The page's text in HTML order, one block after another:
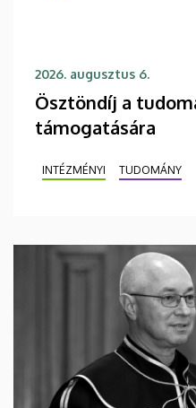
2026. augusztus 6.
Ösztöndíj a
támogatására
INTÉZMÉNYI TUDOMÁNY